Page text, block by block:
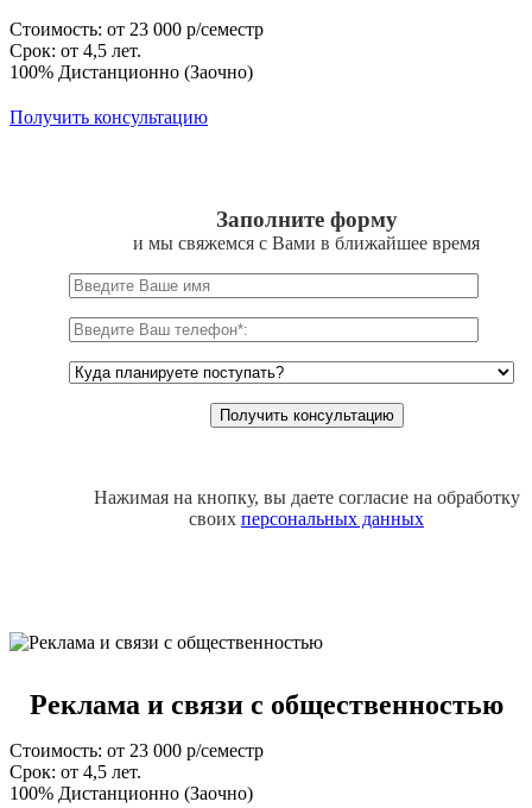
Стоимость: от 23 000 р/семестр
Срок: от 4,5 лет.
100% Дистанционно (Заочно)
Получить консультацию
Заполните форму
и мы свяжемся с Вами в ближайшее время
Нажимая на кнопку, вы даете согласие на обработку
своих персональных данных
Реклама и связи с общественностью
Стоимость: от 23 000 р/семестр
Срок: от 4,5 лет.
100% Дистанционно (Заочно)